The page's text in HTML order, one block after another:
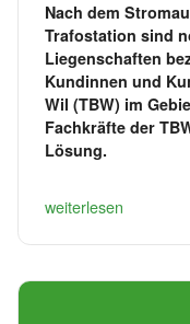
Nach dem
Trafostation sind
Liegenschaften
Kundinnen und
Wil (TBW) im
Fachkräfte der
Lösung.
weiterlesen